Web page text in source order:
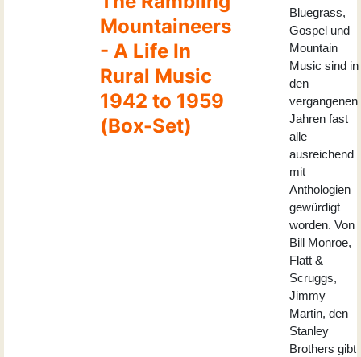
Mountaineers
- A Life In
Rural Music
1942 to 1959
(Box-Set)
Bluegrass,
Gospel und
Mountain
Music sind in
den
vergangenen
Jahren fast
alle
ausreichend
mit
Anthologien
gewürdigt
worden. Von
Bill Monroe,
Flatt &
Scruggs,
Jimmy
Martin, den
Stanley
Brothers gibt